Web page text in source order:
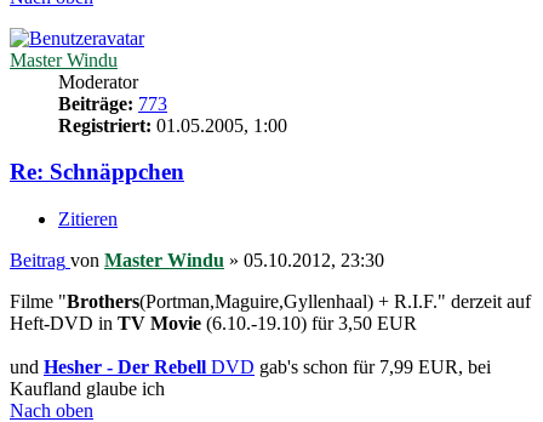
Master Windu
Moderator
Beiträge: 773
Registriert: 01.05.2005, 1:00
Re: Schnäppchen
Zitieren
Beitrag von Master Windu » 05.10.2012, 23:30
Filme "Brothers(Portman,Maguire,Gyllenhaal) + R.I.F." derzeit auf
Heft-DVD in TV Movie (6.10.-19.10) für 3,50 EUR
und Hesher - Der Rebell DVD gab's schon für 7,99 EUR, bei
Kaufland glaube ich
Nach oben